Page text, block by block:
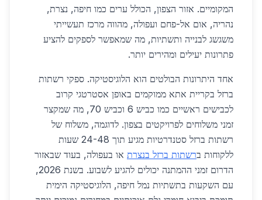
המקומיים. אזור הצפון, הכולל ערים כמו חיפה, נצרת,
נהריה, אום אל-פחם ועפולה, מהווה מרכז תעשייתי
משגשג לבנייה ותשתיות, מה שמאפשר לספקים להציע
פתרונות יעילים ומהירים יותר.
אחד היתרונות הבולטים הוא הלוגיסטיקה. ספקי רשתות
ברזל בקריית אתא ממוקמים באופן אסטרטגי קרוב
לכבישים ראשיים כמו כביש 6 וכביש 70, מה שמקצר
זמני משלוחים לפרויקטים בצפון. לדוגמה, משלוח של
רשתות ברזל סטנדרטיות מגיע תוך 24-48 שעות
ללקוחות ברשתות ברזל בנצרת או בעפולה, בעוד שבאזור
הדרום זמני ההמתנה יכולים להגיע לשבוע. בשנת 2026,
עם השקעות בתשתיות נמל חיפה, הלוגיסטיקה הימית